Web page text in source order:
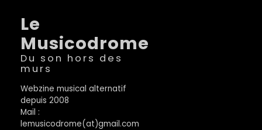
Le
Musicodrome
Du son hors des
murs
Webzine musical alternatif
depuis 2008
Mail :
lemusicodrome(at)gmail.com